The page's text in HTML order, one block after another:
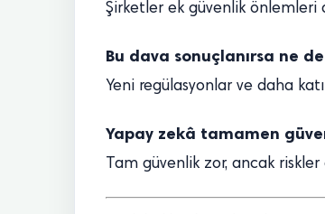
Şirketler ek güvenlik önlemleri
Bu dava sonuçlanırsa ne
Yeni regülasyonlar ve daha
Yapay zekâ tamamen
Tam güvenlik zor, ancak